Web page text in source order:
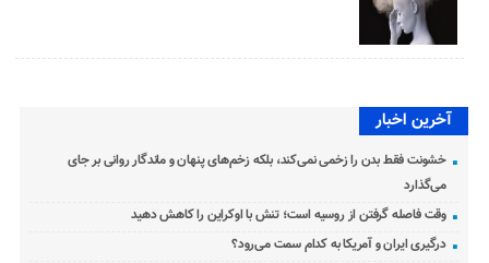
آخرین اخبار
خشونت فقط بدن را زخمی نمی‌کند، بلکه زخم‌های پنهان و ماندگار روانی بر جای
می‌گذارد
وقت فاصله گرفتن از روسیه است؛ تنش با اوکراین را کاهش دهید
درگیری ایران و آمریکا به کدام سمت می‌رود؟